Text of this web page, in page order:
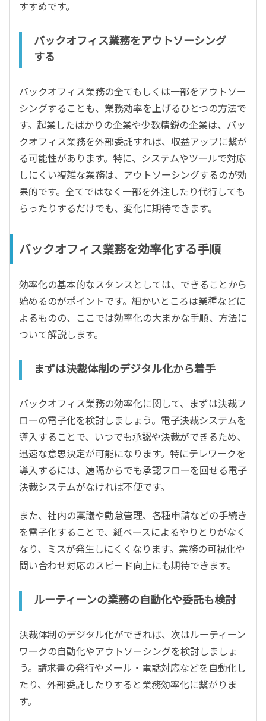
すすめです。
バックオフィス業務をアウトソーシング
する
バックオフィス業務の全てもしくは一部をアウトソー
シングすることも、業務効率を上げるひとつの方法で
す。起業したばかりの企業や少数精鋭の企業は、バッ
クオフィス業務を外部委託すれば、収益アップに繋が
る可能性があります。特に、システムやツールで対応
しにくい複雑な業務は、アウトソーシングするのが効
果的です。全てではなく一部を外注したり代行しても
らったりするだけでも、変化に期待できます。
バックオフィス業務を効率化する手順
効率化の基本的なスタンスとしては、できることから
始めるのがポイントです。細かいところは業種などに
よるものの、ここでは効率化の大まかな手順、方法に
ついて解説します。
まずは決裁体制のデジタル化から着手
バックオフィス業務の効率化に関して、まずは決裁フ
ローの電子化を検討しましょう。電子決裁システムを
導入することで、いつでも承認や決裁ができるため、
迅速な意思決定が可能になります。特にテレワークを
導入するには、遠隔からでも承認フローを回せる電子
決裁システムがなければ不便です。
また、社内の稟議や勤怠管理、各種申請などの手続き
を電子化することで、紙ベースによるやりとりがなく
なり、ミスが発生しにくくなります。業務の可視化や
問い合わせ対応のスピード向上にも期待できます。
ルーティーンの業務の自動化や委託も検討
決裁体制のデジタル化ができれば、次はルーティーン
ワークの自動化やアウトソーシングを検討しましょ
う。請求書の発行やメール・電話対応などを自動化し
たり、外部委託したりすると業務効率化に繋がりま
す。